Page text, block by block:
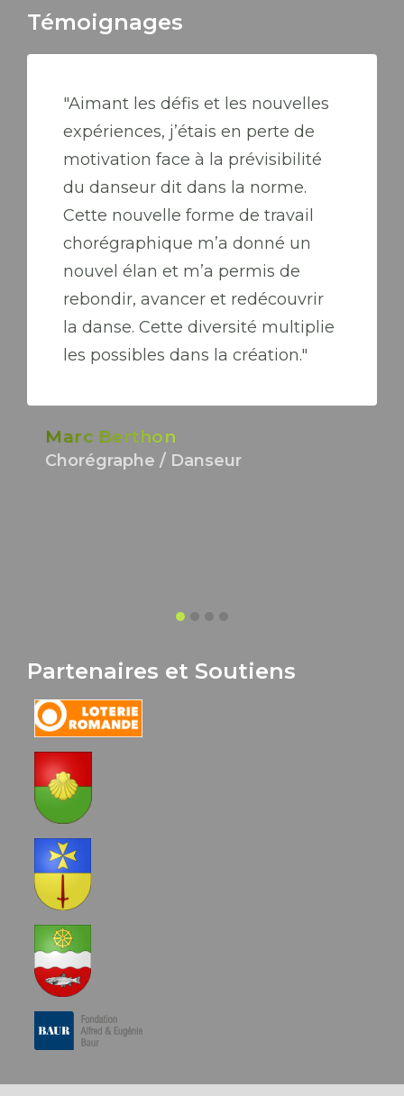
Témoignages
"Aimant les défis et les nouvelles
expériences, j’étais en perte de
motivation face à la prévisibilité
du danseur dit dans la norme.
Cette nouvelle forme de travail
chorégraphique m’a donné un
nouvel élan et m’a permis de
rebondir, avancer et redécouvrir
la danse. Cette diversité multiplie
les possibles dans la création."
Marc Berthon
Chorégraphe / Danseur
Partenaires et Soutiens